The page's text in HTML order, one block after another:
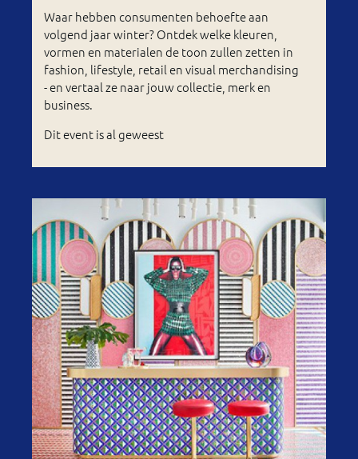
Waar hebben consumenten behoefte aan
volgend jaar winter? Ontdek welke kleuren,
vormen en materialen de toon zullen zetten in
fashion, lifestyle, retail en visual merchandising
- en vertaal ze naar jouw collectie, merk en
business.
Dit event is al geweest